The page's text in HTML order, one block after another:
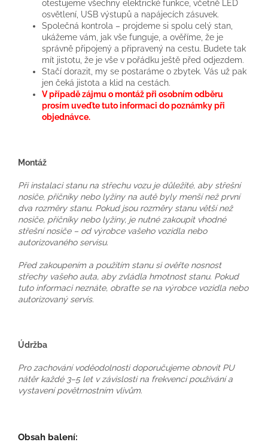
otestujeme všechny elektrické funkce, včetně LED
osvětlení, USB výstupů a napájecích zásuvek.
Společná kontrola – projdeme si spolu celý stan,
ukážeme vám, jak vše funguje, a ověříme, že je
správně připojený a připravený na cestu. Budete tak
mít jistotu, že je vše v pořádku ještě před odjezdem.
Stačí dorazit, my se postaráme o zbytek. Vás už pak
jen čeká jistota a klid na cestách.
V případě zájmu o montáž při osobním odběru
prosím uveďte tuto informaci do poznámky při
objednávce.
Montáž
Při instalaci stanu na střechu vozu je důležité, aby střešní
nosiče, příčníky nebo lyžiny na autě byly menší než první
dva rozměry stanu. Pokud jsou rozměry stanu větší než
nosiče, příčníky nebo lyžiny, je nutné zakoupit vhodné
střešní nosiče – od výrobce vašeho vozidla nebo
autorizovaného servisu.
Před zakoupením a použitím stanu si ověřte nosnost
střechy vašeho auta, aby zvládla hmotnost stanu. Pokud
tuto informaci neznáte, obraťte se na výrobce vozidla nebo
autorizovaný servis.
Údržba
Pro zachování voděodolnosti doporučujeme obnovit PU
nátěr každé 3–5 let v závislosti na frekvenci používání a
vystavení povětrnostním vlivům.
Obsah balení: